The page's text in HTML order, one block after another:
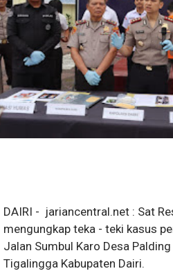
DAIRI - jariancentral.net : Sat
mengungkap teka - teki kasus
Jalan Sumbul Karo Desa
Tigalingga Kabupaten Dairi.